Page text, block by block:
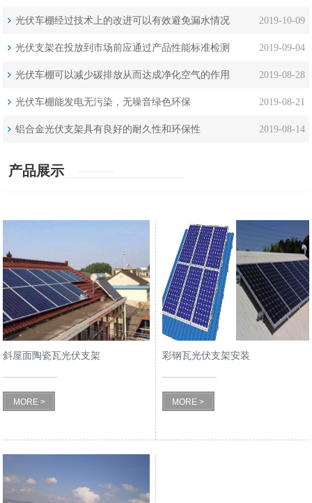
光伏车棚经过技术上的改进可以有效避免漏水情况 2019-10-09
光伏支架在投放到市场前应通过产品性能标准检测 2019-09-04
光伏车棚可以减少碳排放从而达成净化空气的作用 2019-08-28
光伏车棚能发电无污染，无噪音绿色环保 2019-08-21
铝合金光伏支架具有良好的耐久性和环保性 2019-08-14
产品展示
斜屋面陶瓷瓦光伏支架
MORE >
彩钢瓦光伏支架安装
MORE >